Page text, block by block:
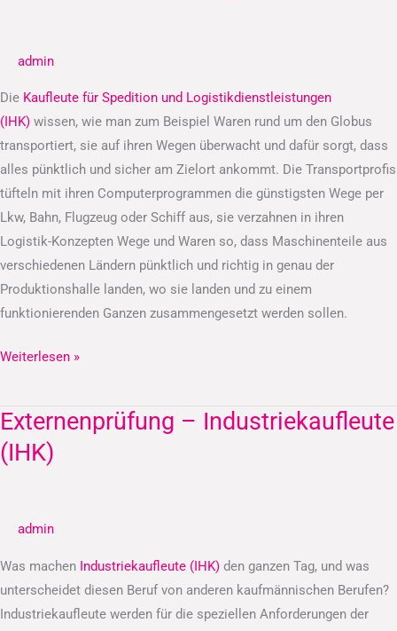
admin
Die Kaufleute für Spedition und Logistikdienstleistungen
(IHK) wissen, wie man zum Beispiel Waren rund um den Globus
transportiert, sie auf ihren Wegen überwacht und dafür sorgt, dass
alles pünktlich und sicher am Zielort ankommt. Die Transportprofis
tüfteln mit ihren Computerprogrammen die günstigsten Wege per
Lkw, Bahn, Flugzeug oder Schiff aus, sie verzahnen in ihren
Logistik-Konzepten Wege und Waren so, dass Maschinenteile aus
verschiedenen Ländern pünktlich und richtig in genau der
Produktionshalle landen, wo sie landen und zu einem
funktionierenden Ganzen zusammengesetzt werden sollen.
Logistikdienstleistungen
Weiterlesen »
Externenprüfung – Industriekaufleute
(IHK)
admin
Was machen Industriekaufleute (IHK) den ganzen Tag, und was
unterscheidet diesen Beruf von anderen kaufmännischen Berufen?
Industriekaufleute werden für die speziellen Anforderungen der
Externenprüfung
–
Industriekaufleute